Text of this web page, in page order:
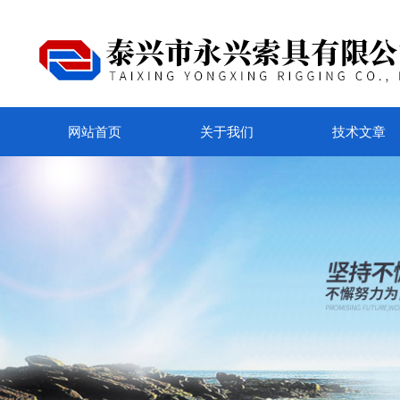
网站首页 关于我们 技术文章